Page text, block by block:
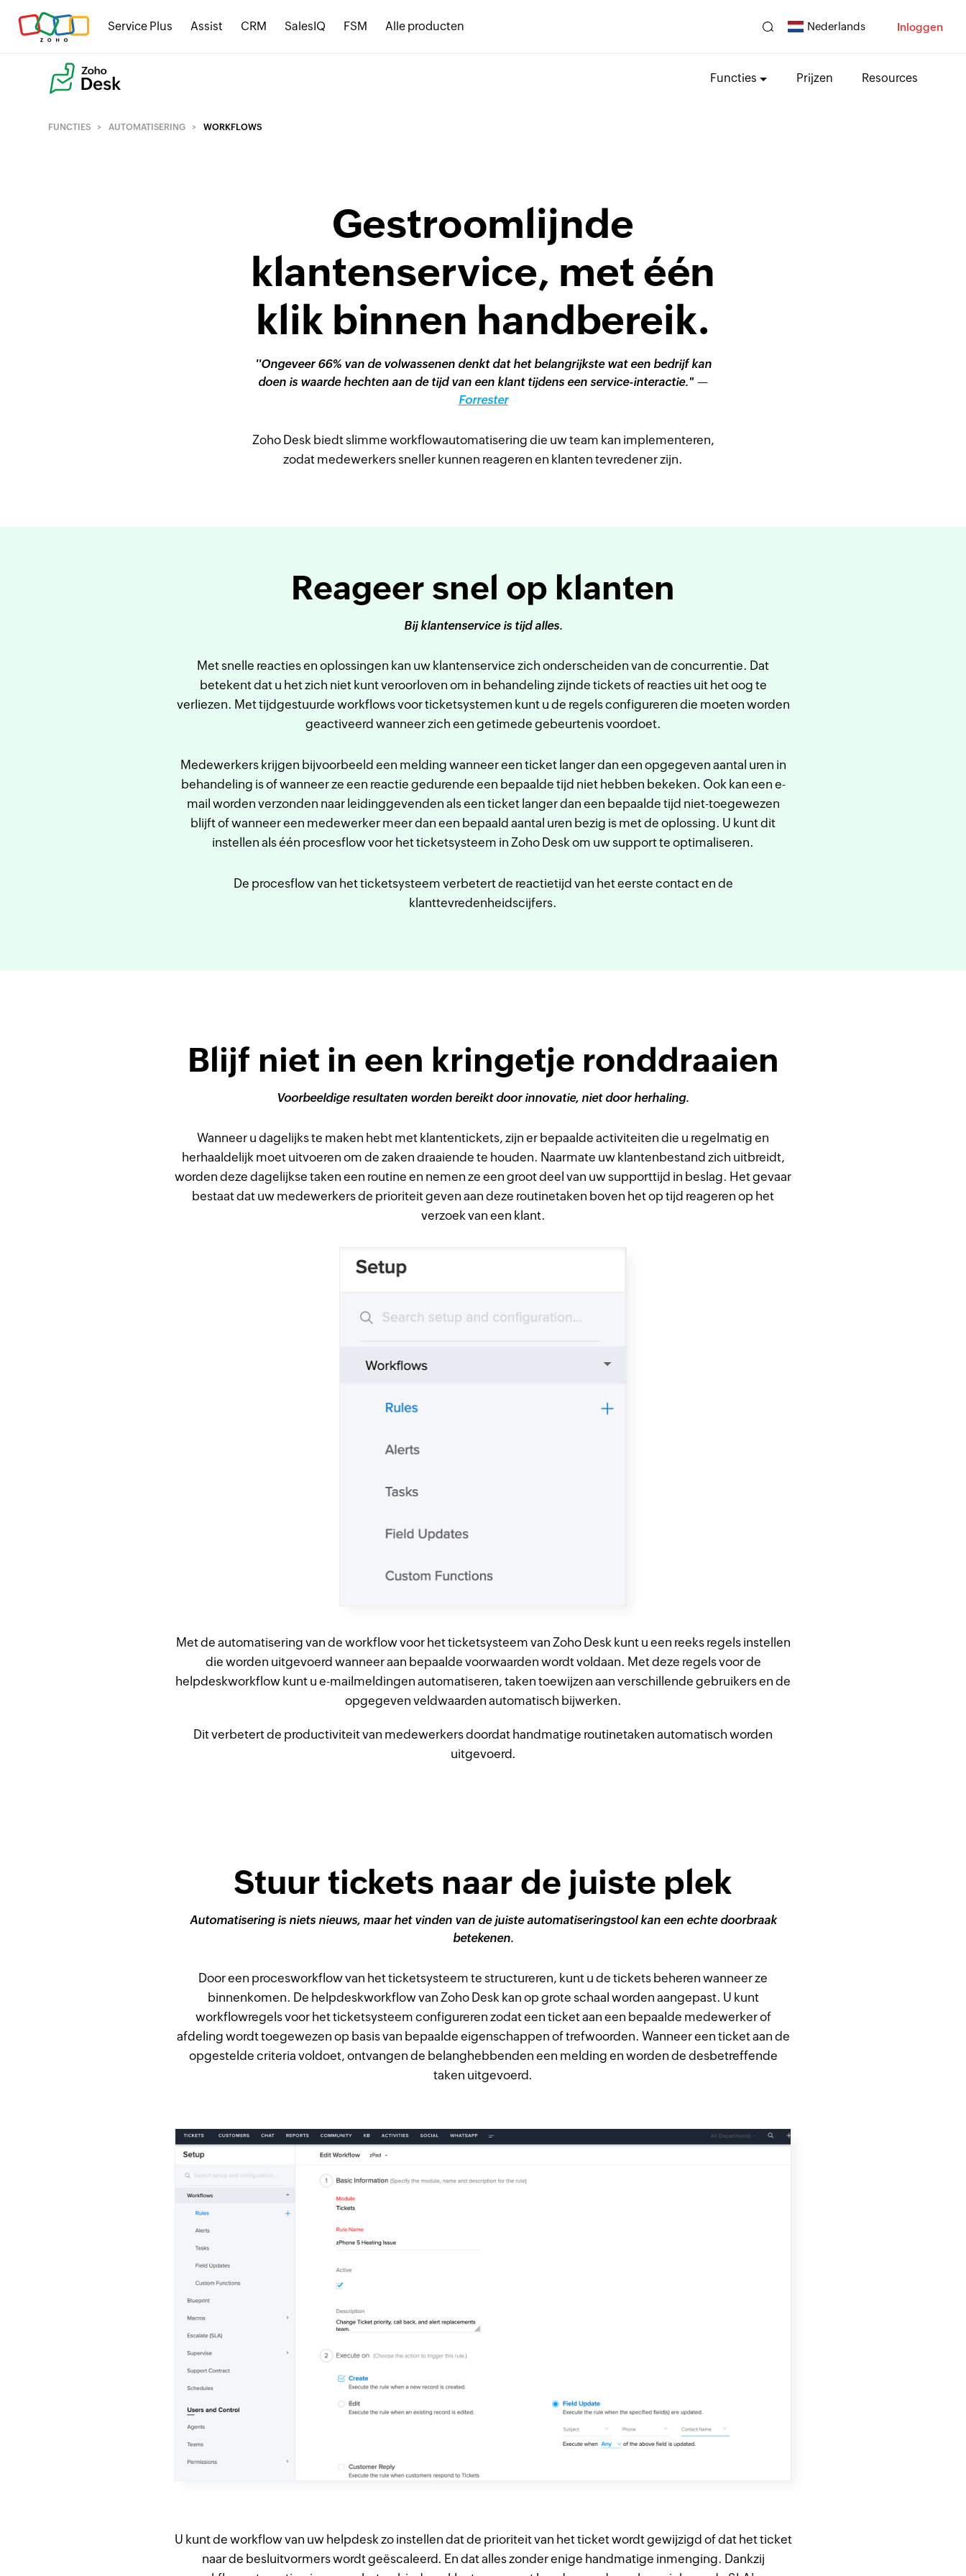
Service Plus Assist CRM SalesIQ FSM Alle producten Nederlands Inloggen
Functies Prijzen Resources
FUNCTIES AUTOMATISERING WORKFLOWS
Gestroomlijnde
klantenservice, met één
klik binnen handbereik.
''Ongeveer 66% van de volwassenen denkt dat het belangrijkste wat een bedrijf kan
doen is waarde hechten aan de tijd van een klant tijdens een service-interactie." —
Forrester
Zoho Desk biedt slimme workflowautomatisering die uw team kan implementeren,
zodat medewerkers sneller kunnen reageren en klanten tevredener zijn.
Reageer snel op klanten
Bij klantenservice is tijd alles.
Met snelle reacties en oplossingen kan uw klantenservice zich onderscheiden van de concurrentie. Dat
betekent dat u het zich niet kunt veroorloven om in behandeling zijnde tickets of reacties uit het oog te
verliezen. Met tijdgestuurde workflows voor ticketsystemen kunt u de regels configureren die moeten worden
geactiveerd wanneer zich een getimede gebeurtenis voordoet.
Medewerkers krijgen bijvoorbeeld een melding wanneer een ticket langer dan een opgegeven aantal uren in
behandeling is of wanneer ze een reactie gedurende een bepaalde tijd niet hebben bekeken. Ook kan een e-
mail worden verzonden naar leidinggevenden als een ticket langer dan een bepaalde tijd niet-toegewezen
blijft of wanneer een medewerker meer dan een bepaald aantal uren bezig is met de oplossing. U kunt dit
instellen als één procesflow voor het ticketsysteem in Zoho Desk om uw support te optimaliseren.
De procesflow van het ticketsysteem verbetert de reactietijd van het eerste contact en de
klanttevredenheidscijfers.
Blijf niet in een kringetje ronddraaien
Voorbeeldige resultaten worden bereikt door innovatie, niet door herhaling.
Wanneer u dagelijks te maken hebt met klantentickets, zijn er bepaalde activiteiten die u regelmatig en
herhaaldelijk moet uitvoeren om de zaken draaiende te houden. Naarmate uw klantenbestand zich uitbreidt,
worden deze dagelijkse taken een routine en nemen ze een groot deel van uw supporttijd in beslag. Het gevaar
bestaat dat uw medewerkers de prioriteit geven aan deze routinetaken boven het op tijd reageren op het
verzoek van een klant.
Met de automatisering van de workflow voor het ticketsysteem van Zoho Desk kunt u een reeks regels instellen
die worden uitgevoerd wanneer aan bepaalde voorwaarden wordt voldaan. Met deze regels voor de
helpdeskworkflow kunt u e-mailmeldingen automatiseren, taken toewijzen aan verschillende gebruikers en de
opgegeven veldwaarden automatisch bijwerken.
Dit verbetert de productiviteit van medewerkers doordat handmatige routinetaken automatisch worden
uitgevoerd.
Stuur tickets naar de juiste plek
Automatisering is niets nieuws, maar het vinden van de juiste automatiseringstool kan een echte doorbraak
betekenen.
Door een procesworkflow van het ticketsysteem te structureren, kunt u de tickets beheren wanneer ze
binnenkomen. De helpdeskworkflow van Zoho Desk kan op grote schaal worden aangepast. U kunt
workflowregels voor het ticketsysteem configureren zodat een ticket aan een bepaalde medewerker of
afdeling wordt toegewezen op basis van bepaalde eigenschappen of trefwoorden. Wanneer een ticket aan de
opgestelde criteria voldoet, ontvangen de belanghebbenden een melding en worden de desbetreffende
taken uitgevoerd.
U kunt de workflow van uw helpdesk zo instellen dat de prioriteit van het ticket wordt gewijzigd of dat het ticket
naar de besluitvormers wordt geëscaleerd. En dat alles zonder enige handmatige inmenging. Dankzij